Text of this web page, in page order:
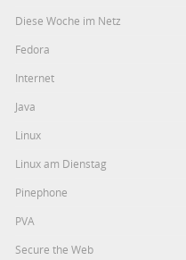
Diese Woche im Netz
Fedora
Internet
Java
Linux
Linux am Dienstag
Pinephone
PVA
Secure the Web